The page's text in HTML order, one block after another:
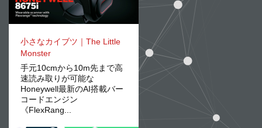
小さなカイブツ｜The Little
Monster
手元10cmから10m先まで高
速読み取りが可能な
Honeywell最新のAI搭載バー
コードエンジン
《FlexRang...